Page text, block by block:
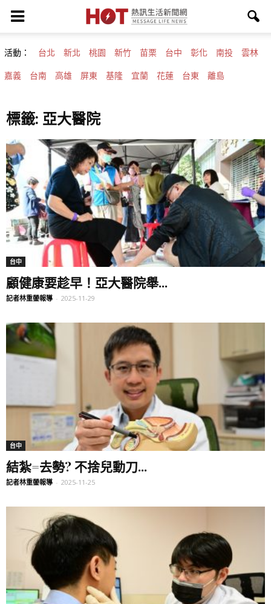
活動： 台北 新北 桃園 新竹 苗栗 台中 彰化 南投 雲林
嘉義 台南 高雄 屏東 基隆 宜蘭 花蓮 台東 離島
標籤: 亞大醫院
台中
顧健康要趁早！亞大醫院舉...
記者林重鎣報導 - 2025-11-29
台中
結紮=去勢? 不捨兒動刀...
記者林重鎣報導 - 2025-11-25